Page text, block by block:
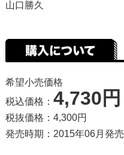
山口勝久
希望小売価格
税込価格： 4,730円
税抜価格：4,300円
発売時期：2015年06月発売